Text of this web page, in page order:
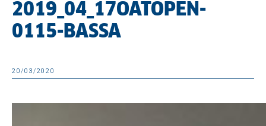
2019_04_17OATOPEN-
0115-BASSA
20/03/2020